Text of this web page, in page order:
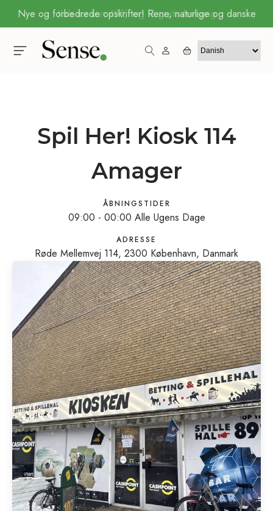
Køb for kun 499,- og få gratis levering
Spil Her! Kiosk 114
Amager
ÅBNINGSTIDER
09:00 - 00:00 Alle Ugens Dage
ADRESSE
Røde Mellemvej 114, 2300 København, Danmark